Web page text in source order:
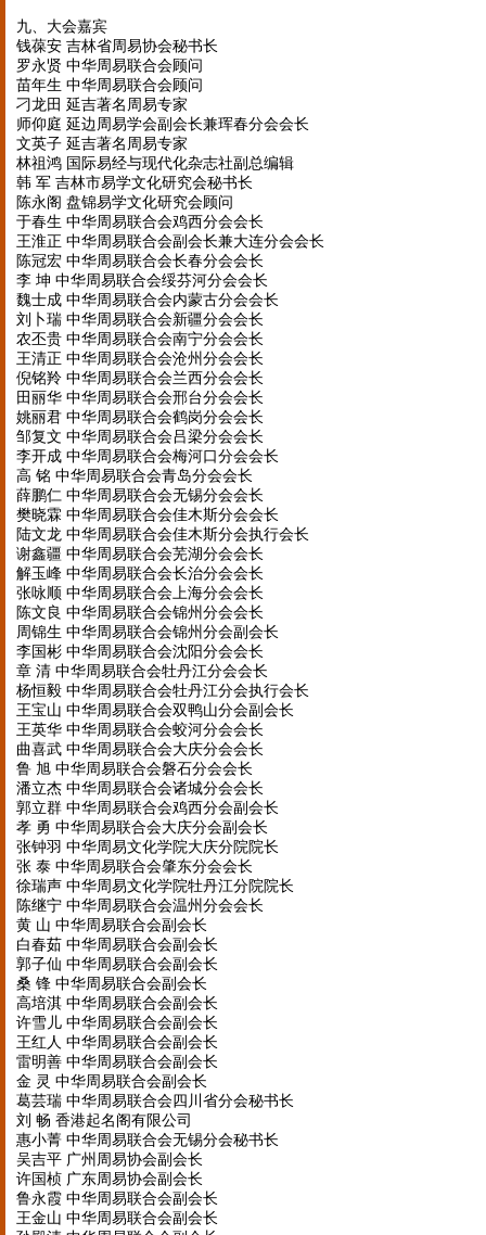
九、大会嘉宾
钱葆安 吉林省周易协会秘书长
罗永贤 中华周易联合会顾问
苗年生 中华周易联合会顾问
刁龙田 延吉著名周易专家
师仰庭 延边周易学会副会长兼珲春分会会长
文英子 延吉著名周易专家
林祖鸿 国际易经与现代化杂志社副总编辑
韩 军 吉林市易学文化研究会秘书长
陈永阁 盘锦易学文化研究会顾问
于春生 中华周易联合会鸡西分会会长
王淮正 中华周易联合会副会长兼大连分会会长
陈冠宏 中华周易联合会长春分会会长
李 坤 中华周易联合会绥芬河分会会长
魏士成 中华周易联合会内蒙古分会会长
刘卜瑞 中华周易联合会新疆分会会长
农丕贵 中华周易联合会南宁分会会长
王清正 中华周易联合会沧州分会会长
倪铭羚 中华周易联合会兰西分会会长
田丽华 中华周易联合会邢台分会会长
姚丽君 中华周易联合会鹤岗分会会长
邹复文 中华周易联合会吕梁分会会长
李开成 中华周易联合会梅河口分会会长
高 铭 中华周易联合会青岛分会会长
薛鹏仁 中华周易联合会无锡分会会长
樊晓霖 中华周易联合会佳木斯分会会长
陆文龙 中华周易联合会佳木斯分会执行会长
谢鑫疆 中华周易联合会芜湖分会会长
解玉峰 中华周易联合会长治分会会长
张咏顺 中华周易联合会上海分会会长
陈文良 中华周易联合会锦州分会会长
周锦生 中华周易联合会锦州分会副会长
李国彬 中华周易联合会沈阳分会会长
章 清 中华周易联合会牡丹江分会会长
杨恒毅 中华周易联合会牡丹江分会执行会长
王宝山 中华周易联合会双鸭山分会副会长
王英华 中华周易联合会蛟河分会会长
曲喜武 中华周易联合会大庆分会会长
鲁 旭 中华周易联合会磐石分会会长
潘立杰 中华周易联合会诸城分会会长
郭立群 中华周易联合会鸡西分会副会长
孝 勇 中华周易联合会大庆分会副会长
张钟羽 中华周易文化学院大庆分院院长
张 泰 中华周易联合会肇东分会会长
徐瑞声 中华周易文化学院牡丹江分院院长
陈继宁 中华周易联合会温州分会会长
黄 山 中华周易联合会副会长
白春茹 中华周易联合会副会长
郭子仙 中华周易联合会副会长
桑 锋 中华周易联合会副会长
高培淇 中华周易联合会副会长
许雪儿 中华周易联合会副会长
王红人 中华周易联合会副会长
雷明善 中华周易联合会副会长
金 灵 中华周易联合会副会长
葛芸瑞 中华周易联合会四川省分会秘书长
刘 畅 香港起名阁有限公司
惠小菁 中华周易联合会无锡分会秘书长
吴吉平 广州周易协会副会长
许国桢 广东周易协会副会长
鲁永霞 中华周易联合会副会长
王金山 中华周易联合会副会长